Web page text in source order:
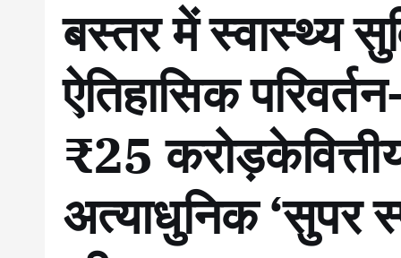
बस्तर में स्वास्थ्य
ऐतिहासिक
₹25
अत्याधुनिक ‘सुपर